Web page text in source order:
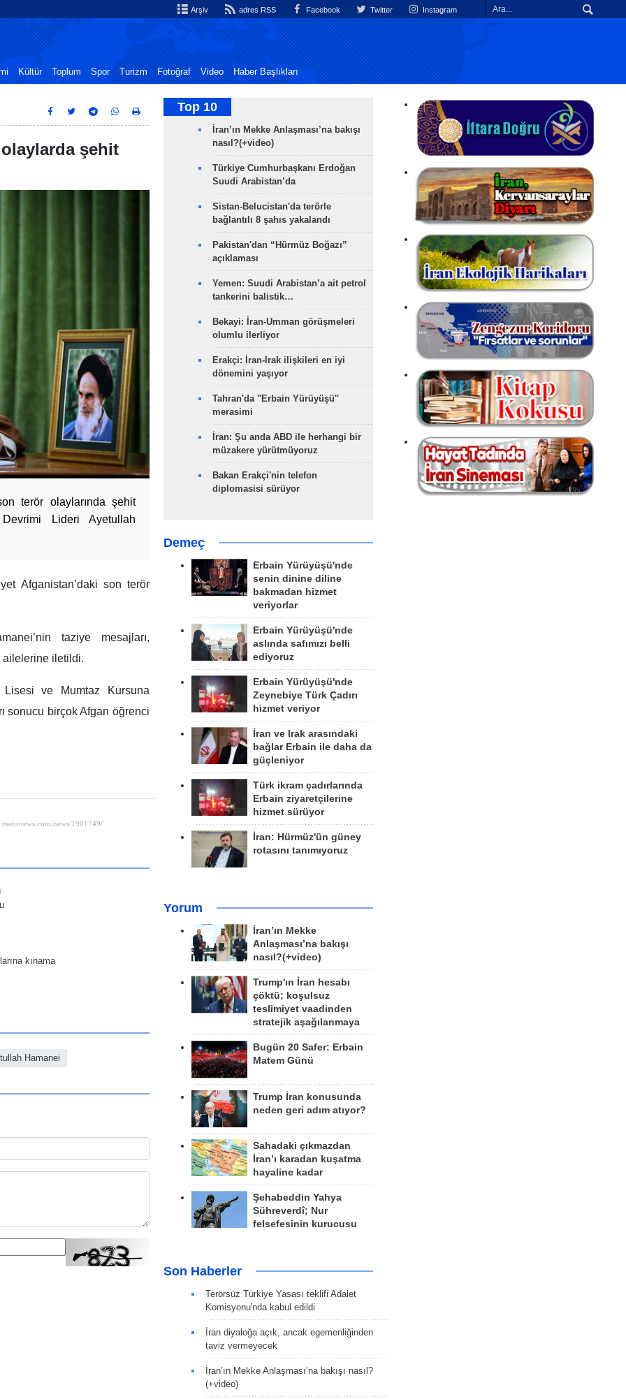
Arşiv adres RSS Facebook Twitter Instagram
Kültür Toplum Spor Turizm Fotoğraf Video Haber Başlıkları
şehit
terör olaylarında şehit
Lideri Ayetullah
Afganistan’daki son terör
taziye mesajları,
ailelerine iletildi.
ve Mumtaz Kursuna
sonucu birçok Afgan öğrenci
kınama
Hamanei
Top 10
İran’ın Mekke Anlaşması’na bakışı
nasıl?(+video)
Türkiye Cumhurbaşkanı Erdoğan
Suudi Arabistan’da
Sistan-Belucistan'da terörle
bağlantılı 8 şahıs yakalandı
Pakistan'dan “Hürmüz Boğazı”
açıklaması
Yemen: Suudi Arabistan’a ait petrol
tankerini balistik…
Bekayi: İran-Umman görüşmeleri
olumlu ilerliyor
Erakçi: İran-Irak ilişkileri en iyi
dönemini yaşıyor
Tahran'da ''Erbain Yürüyüşü''
merasimi
İran: Şu anda ABD ile herhangi bir
müzakere yürütmüyoruz
Bakan Erakçi'nin telefon
diplomasisi sürüyor
Demeç
Erbain Yürüyüşü'nde
senin dinine diline
bakmadan hizmet
veriyorlar
Erbain Yürüyüşü'nde
aslında safımızı belli
ediyoruz
Erbain Yürüyüşü'nde
Zeynebiye Türk Çadırı
hizmet veriyor
İran ve Irak arasındaki
bağlar Erbain ile daha da
güçleniyor
Türk ikram çadırlarında
Erbain ziyaretçilerine
hizmet sürüyor
İran: Hürmüz'ün güney
rotasını tanımıyoruz
Yorum
İran’ın Mekke
Anlaşması’na bakışı
nasıl?(+video)
Trump'ın İran hesabı
çöktü; koşulsuz
teslimiyet vaadinden
stratejik aşağılanmaya
Bugün 20 Safer: Erbain
Matem Günü
Trump İran konusunda
neden geri adım atıyor?
Sahadaki çıkmazdan
İran’ı karadan kuşatma
hayaline kadar
Şehabeddin Yahya
Sühreverdî; Nur
felsefesinin kurucusu
Son Haberler
Terörsüz Türkiye Yasası teklifi Adalet
Komisyonu'nda kabul edildi
İran diyaloğa açık, ancak egemenliğinden
taviz vermeyecek
İran’ın Mekke Anlaşması’na bakışı nasıl?
(+video)